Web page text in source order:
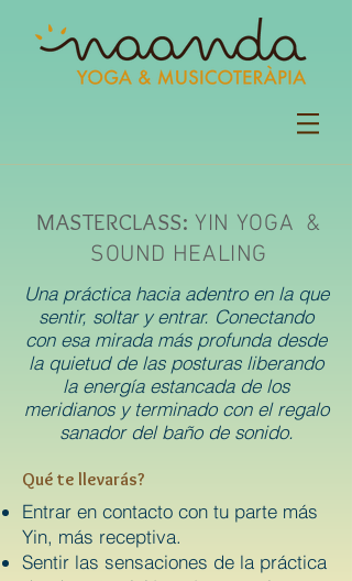
MASTERCLASS: YIN YOGA &
SOUND HEALING
Una práctica hacia adentro en la que
sentir, soltar y entrar. Conectando
con esa mirada más profunda desde
la quietud de las posturas liberando
la energía estancada de los
meridianos y terminado con el regalo
sanador del baño de sonido.
Qué te llevarás?
Entrar en contacto con tu parte más
Yin, más receptiva.
Sentir las sensaciones de la práctica